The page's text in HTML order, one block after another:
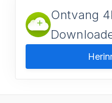
Ontvang